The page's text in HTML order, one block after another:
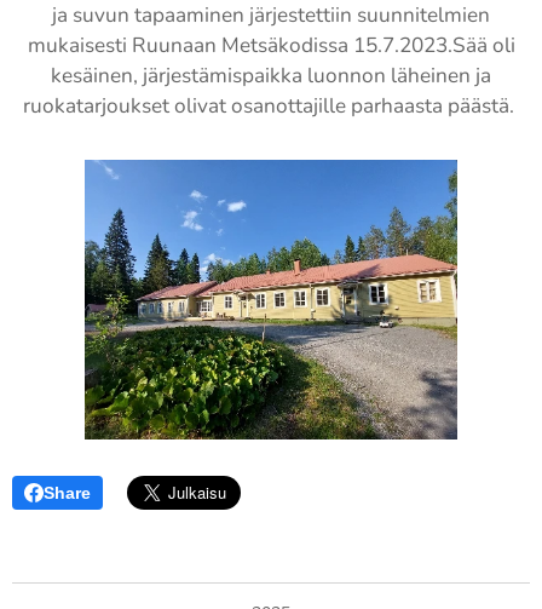
ja suvun tapaaminen järjestettiin suunnitelmien
mukaisesti Ruunaan Metsäkodissa 15.7.2023.Sää oli
kesäinen, järjestämispaikka luonnon läheinen ja
ruokatarjoukset olivat osanottajille parhaasta päästä.
Share